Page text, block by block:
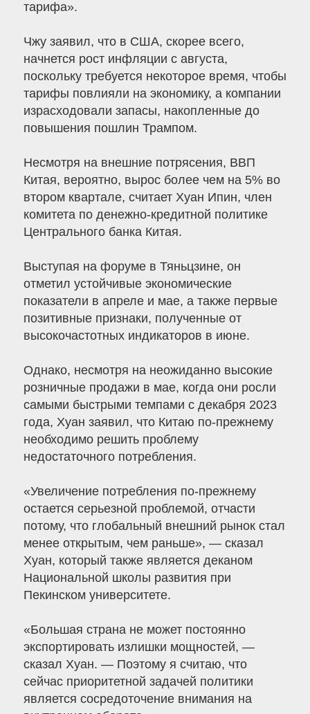
тарифа».
Чжу заявил, что в США, скорее всего,
начнется рост инфляции с августа,
поскольку требуется некоторое время, чтобы
тарифы повлияли на экономику, а компании
израсходовали запасы, накопленные до
повышения пошлин Трампом.
Несмотря на внешние потрясения, ВВП
Китая, вероятно, вырос более чем на 5% во
втором квартале, считает Хуан Ипин, член
комитета по денежно-кредитной политике
Центрального банка Китая.
Выступая на форуме в Тяньцзине, он
отметил устойчивые экономические
показатели в апреле и мае, а также первые
позитивные признаки, полученные от
высокочастотных индикаторов в июне.
Однако, несмотря на неожиданно высокие
розничные продажи в мае, когда они росли
самыми быстрыми темпами с декабря 2023
года, Хуан заявил, что Китаю по-прежнему
необходимо решить проблему
недостаточного потребления.
«Увеличение потребления по-прежнему
остается серьезной проблемой, отчасти
потому, что глобальный внешний рынок стал
менее открытым, чем раньше», — сказал
Хуан, который также является деканом
Национальной школы развития при
Пекинском университете.
«Большая страна не может постоянно
экспортировать излишки мощностей, —
сказал Хуан. — Поэтому я считаю, что
сейчас приоритетной задачей политики
является сосредоточение внимания на